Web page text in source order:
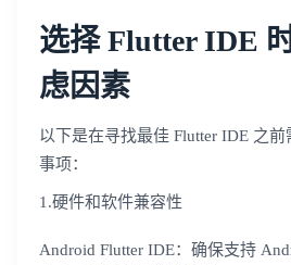
选择 Flutter IDE
虑因素
以下是在寻找最佳 Flutter IDE 之
事项：
1.硬件和软件兼容性
Android Flutter IDE：确保支持